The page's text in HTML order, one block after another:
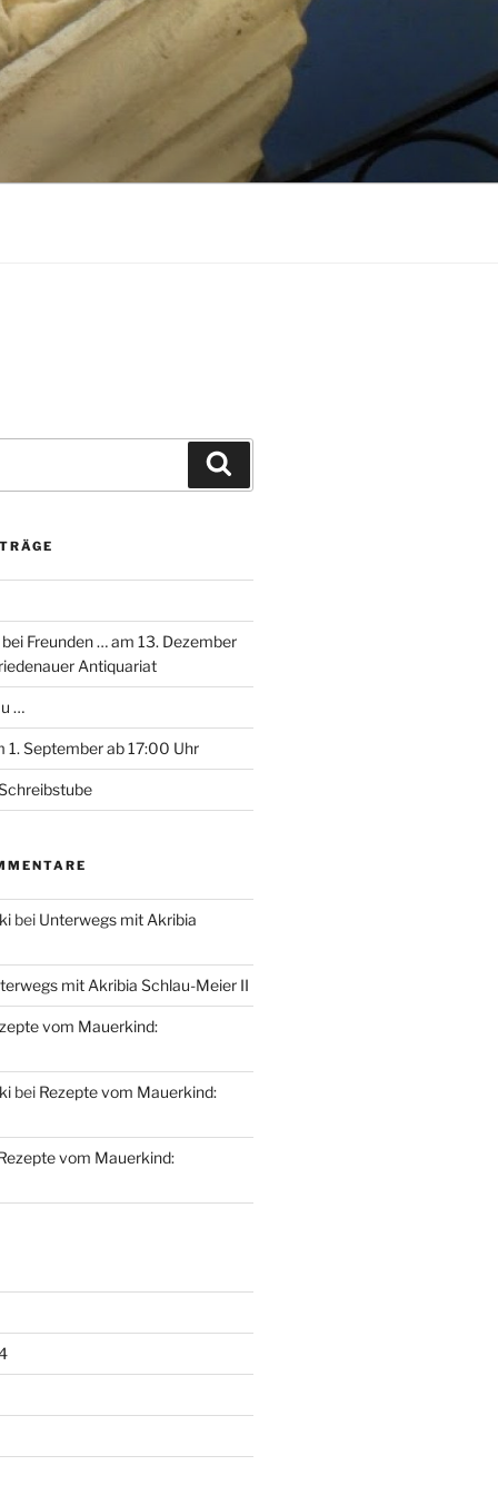
Freunden … am 13. Dezember
Antiquariat
…
1. September ab 17:00 Uhr
bei Unterwegs mit Akribia
mit Akribia Schlau-Meier II
vom Mauerkind:
bei Rezepte vom Mauerkind:
vom Mauerkind: